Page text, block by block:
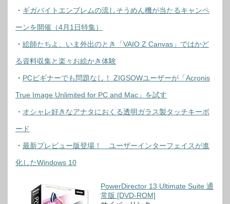
・ ギガバイトエンブレムの流しそうめん機が当たるキャンペ
ーンを開催（4月1日特集）
・ 絵師たちよ、いま外出のとき「VAIO Z Canvas」ではかど
る資料収集と楽々お絵かき体験
・ PCビギナーでも問題なし！ ZIGSOWユーザーが「Acronis
True Image Unlimited for PC and Mac」を試す
・ オシャレ好きなアナタにおくる透明ガラス製タッチキーボ
ード
・ 最新プレビュー版登場！ ユーザーインターフェイスが進
化したWindows 10
PowerDirector 13 Ultimate Suite 通
常版 [DVD-ROM]